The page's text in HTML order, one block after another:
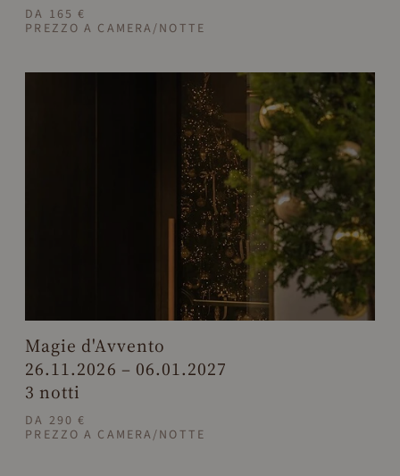
DA 165 €
PREZZO A CAMERA/NOTTE
Magie d'Avvento
26.11.2026 – 06.01.2027
3 notti
DA 290 €
PREZZO A CAMERA/NOTTE